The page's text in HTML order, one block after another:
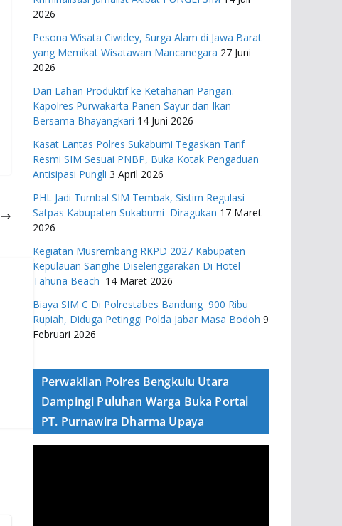
2026
Pesona Wisata Ciwidey, Surga Alam di Jawa Barat
yang Memikat Wisatawan Mancanegara 27 Juni
2026
Dari Lahan Produktif ke Ketahanan Pangan.
Kapolres Purwakarta Panen Sayur dan Ikan
Bersama Bhayangkari 14 Juni 2026
Kasat Lantas Polres Sukabumi Tegaskan Tarif
Resmi SIM Sesuai PNBP, Buka Kotak Pengaduan
Antisipasi Pungli 3 April 2026
PHL Jadi Tumbal SIM Tembak, Sistim Regulasi
Satpas Kabupaten Sukabumi Diragukan 17 Maret
2026
Kegiatan Musrembang RKPD 2027 ​Kabupaten
Kepulauan Sangihe Diselenggarakan Di Hotel
Tahuna Beach 14 Maret 2026
Biaya SIM C Di Polrestabes Bandung 900 Ribu
Rupiah, Diduga Petinggi Polda Jabar Masa Bodoh 9
Februari 2026
Perwakilan Polres Bengkulu Utara
Dampingi Puluhan Warga Buka Portal
PT. Purnawira Dharma Upaya